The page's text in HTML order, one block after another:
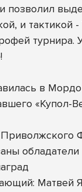
позволил
и тактикой
турнира.
в
«Купол-
обладатели
Матвей